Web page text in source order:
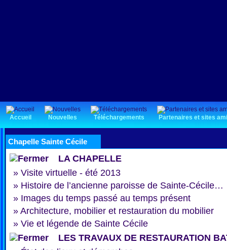
Accueil Nouvelles Téléchargements Partenaires et sites
Chapelle Sainte Cécile
LA CHAPELLE
» Visite virtuelle - été 2013
» Histoire de l’ancienne paroisse de Sainte-Cécile…
» Images du temps passé au temps présent
» Architecture, mobilier et restauration du mobilier
» Vie et légende de Sainte Cécile
LES TRAVAUX DE RESTAURATION